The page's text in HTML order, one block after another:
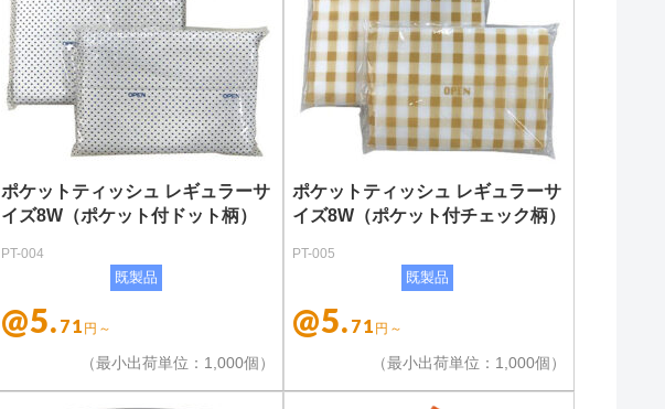
ポケットティッシュ レギュラーサ
イズ8W（ポケット付ドット柄）
PT-004
既製品
@5. 71 円～
（最小出荷単位：1,000個）
ポケットティッシュ レギュラーサ
イズ8W（ポケット付チェック柄）
PT-005
既製品
@5. 71 円～
（最小出荷単位：1,000個）